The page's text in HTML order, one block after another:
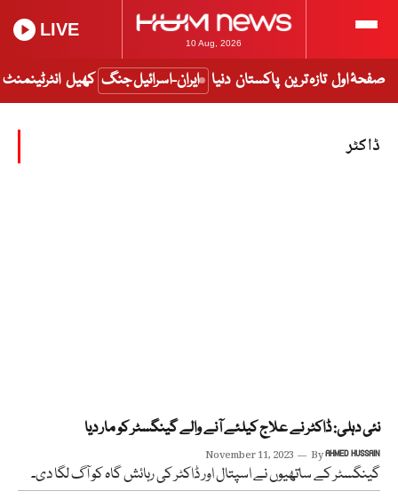
10 Aug, 2026
LIVE
صفحۂ اول تازہ ترین پاکستان دنیا ایران-اسرائیل جنگ کھیل انٹرٹینمنٹ
ڈاکٹر
نئی دہلی: ڈاکٹر نے علاج کیلئے آنے والے گینگسٹر کو مار دیا
November 11, 2023 ByAHMED HUSSAIN
گینگسٹر کے ساتھیوں نے اسپتال اور ڈاکٹر کی رہائش گاہ کو آگ لگا دی۔